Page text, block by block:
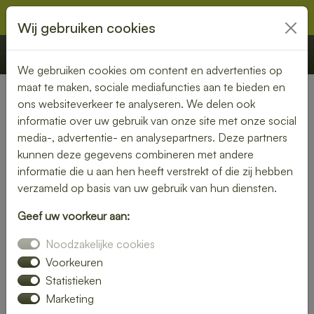
€ 0,00 Offerte Bestellen
Nederland» Etten-Leur
Lunch laten bezorgen in
Etten-Leur – gemak en
kwaliteit aan je deur
de keuken in? Laat je lunch bezorgen in Etten-Leur en
geniet van een smaakvolle maaltijd zonder moeite. Of je nu
kiest voor een vers belegd broodje, een gezonde salade of
een warme maaltijd – wij brengen jouw lunch vers en op tijd
Wij gebruiken cookies
We gebruiken cookies om content en advertenties op
maat te maken, sociale mediafuncties aan te bieden en
ons websiteverkeer te analyseren. We delen ook
informatie over uw gebruik van onze site met onze social
media-, advertentie- en analysepartners. Deze partners
kunnen deze gegevens combineren met andere
informatie die u aan hen heeft verstrekt of die zij hebben
verzameld op basis van uw gebruik van hun diensten.
Geef uw voorkeur aan:
Noodzakelijke cookies
Voorkeuren
Statistieken
Marketing